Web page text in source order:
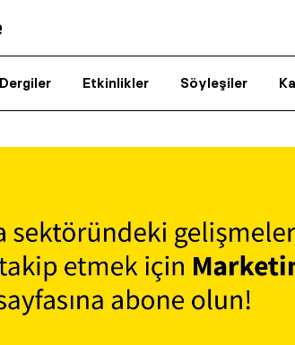
Dergiler Etkinlikler Söyleşiler